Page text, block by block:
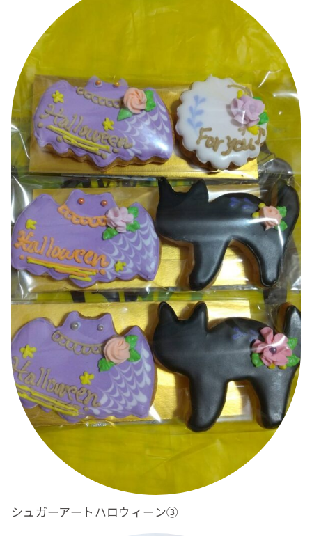
シュガーアートハロウィーン③